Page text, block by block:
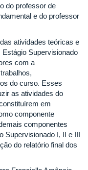
do professor de
e do professor
atividades teóricas e
Supervisionado
com a
do curso. Esses
as atividades do
em
componente
componentes
Supervisionado I, II e III
do relatório final dos